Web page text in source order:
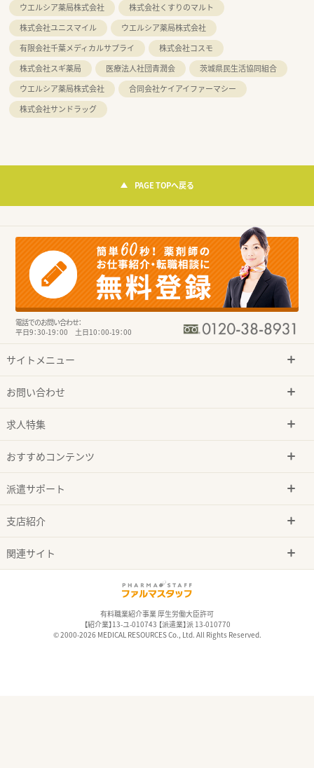
ウエルシア薬局株式会社
株式会社くすりのマルト
株式会社ユニスマイル
ウエルシア薬局株式会社
有限会社千葉メディカルサプライ
株式会社コスモ
株式会社スギ薬局
医療法人社団青潤会
茨城県民生活協同組合
ウエルシア薬局株式会社
合同会社ケイアイファーマシー
株式会社サンドラッグ
PAGE TOPへ戻る
電話でのお問い合わせ：
平日9：30-19：00 土日10：00-19：00
サイトメニュー
お問い合わせ
求人特集
おすすめコンテンツ
派遣サポート
支店紹介
関連サイト
有料職業紹介事業 厚生労働大臣許可
【紹介業】13-ユ-010743 【派遣業】派 13-010770
© 2000-2026 MEDICAL RESOURCES Co., Ltd. All Rights Reserved.